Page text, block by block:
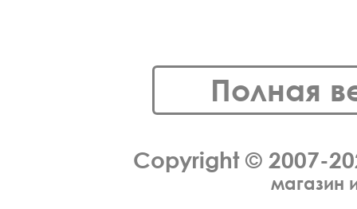
Полная
Copyright © 2007-
магазин